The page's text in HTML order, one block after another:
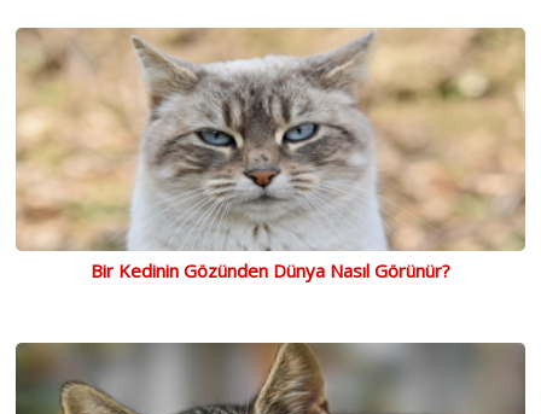
Bir Kedinin Gözünden Dünya Nasıl Görünür?